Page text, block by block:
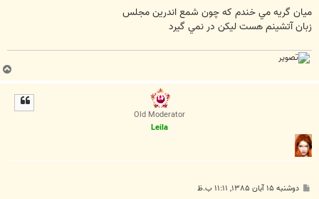
ت
ميان گريه مي خندم که چون شمع اندرين مجلس
زبان آتشينم هست ليکن در نمي گيرد
ب
ا
Old Moderator
Leila
پ دوشنبه ۱۵ آبان ۱۳۸۵, ۱۱:۱۱ ب.ظ